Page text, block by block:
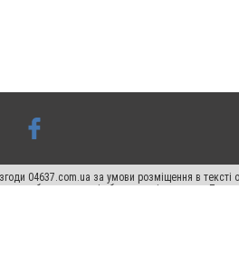
04637.com.ua за умови розміщення в
абзацу в тексті або в якості джерела.